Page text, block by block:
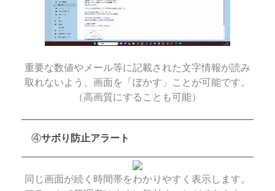
重要な数値やメール等に記載された文字情報が読み
取れないよう、画面を「ぼかす」ことが可能です。
（高画質にすることも可能）
④サボり防止アラート
同じ画面が続く時間帯をわかりやすく表示します。